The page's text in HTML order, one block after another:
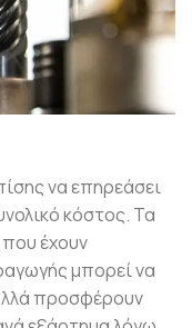
να επηρεάσει
κόστος. Τα
έχουν
μπορεί να
προσφέρουν